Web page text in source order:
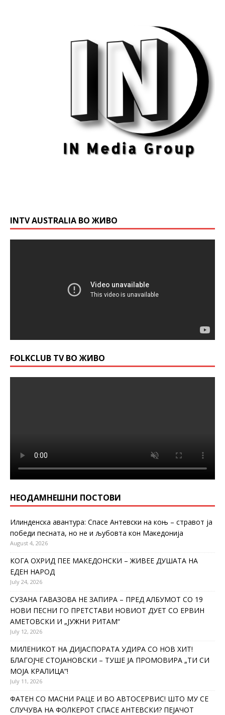
INTV AUSTRALIA ВО ЖИВО
FOLKCLUB TV ВО ЖИВО
НЕОДАМНЕШНИ ПОСТОВИ
Илинденска авантура: Спасе Антевски на коњ – стравот ја
победи песната, но не и љубовта кон Македонија
August 4, 2026
КОГА ОХРИД ПЕЕ МАКЕДОНСКИ – ЖИВЕЕ ДУШАТА НА
ЕДЕН НАРОД
July 24, 2026
СУЗАНА ГАВАЗОВА НЕ ЗАПИРА – ПРЕД АЛБУМОТ СО 19
НОВИ ПЕСНИ ГО ПРЕТСТАВИ НОВИОТ ДУЕТ СО ЕРВИН
АМЕТОВСКИ И „ЈУЖНИ РИТАМ“
July 12, 2026
МИЛЕНИКОТ НА ДИЈАСПОРАТА УДИРА СО НОВ ХИТ!
БЛАГОЈЧЕ СТОЈАНОВСКИ – ТУШЕ ЈА ПРОМОВИРА „ТИ СИ
МОЈА КРАЛИЦА“!
July 11, 2026
ФАТЕН СО МАСНИ РАЦЕ И ВО АВТОСЕРВИС! ШТО МУ СЕ
СЛУЧУВА НА ФОЛКЕРОТ СПАСЕ АНТЕВСКИ? ПЕЈАЧОТ